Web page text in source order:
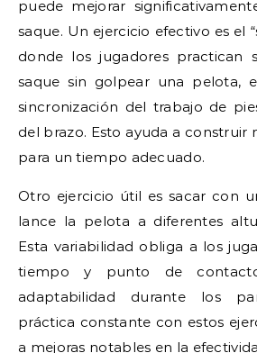
puede mejorar
saque. Un ejercicio efectivo es el
donde los jugadores practican
saque sin golpear una pelota,
sincronización del trabajo de
del brazo. Esto ayuda a construir
para un tiempo adecuado.
Otro ejercicio útil es sacar con
lance la pelota a diferentes
Esta variabilidad obliga a los
tiempo y punto de
adaptabilidad durante los
práctica constante con estos
a mejoras notables en la